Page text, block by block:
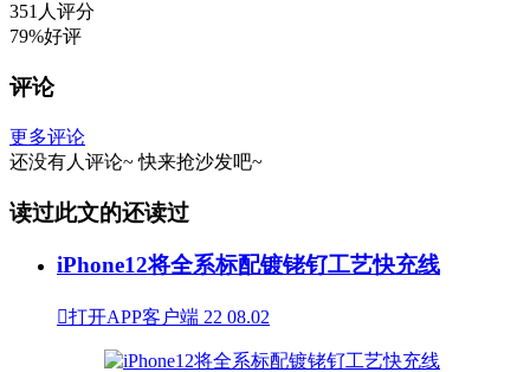
351人评分
79%好评
评论
更多评论
还没有人评论~ 快来抢沙发吧~
读过此文的还读过
iPhone12将全系标配镀铑钌工艺快充线
打开APP客户端 22 08.02